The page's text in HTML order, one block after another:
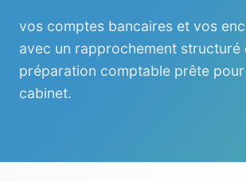
vos comptes bancaires et vos
avec un rapprochement structuré
préparation comptable prête
cabinet.